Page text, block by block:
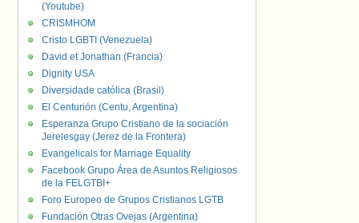
(Youtube)
CRISMHOM
Cristo LGBTI (Venezuela)
David et Jonathan (Francia)
Dignity USA
Diversidade católica (Brasil)
El Centurión (Centu, Argentina)
Esperanza Grupo Cristiano de la sociación
Jerelesgay (Jerez de la Frontera)
Evangelicals for Marriage Equality
Facebook Grupo Área de Asuntos Religiosos
de la FELGTBI+
Foro Europeo de Grupos Cristianos LGTB
Fundación Otras Ovejas (Argentina)